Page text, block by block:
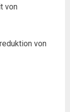
von
von